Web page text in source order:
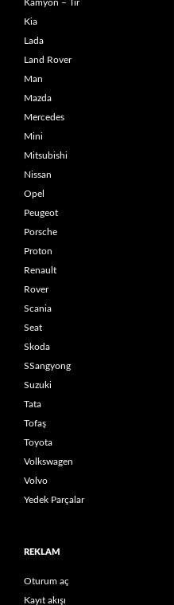
Kamyon – Tır
Kia
Lada
Land Rover
Man
Mazda
Mercedes
Mini
Mitsubishi
Nissan
Opel
Peugeot
Porsche
Proton
Renault
Rover
Scania
Seat
Skoda
SSangyong
Suzuki
Tata
Tofaş
Toyota
Volkswagen
Volvo
Yedek Parçalar
REKLAM
Oturum aç
Kayıt akışı